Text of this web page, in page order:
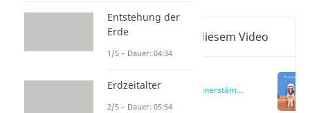
Wichtige Inhalte in diesem Video
Ureinwohnerstämme
gibt es?
(03:02)
Entstehung der
Erde
1/5 – Dauer: 04:34
Erdzeitalter
2/5 – Dauer: 05:54